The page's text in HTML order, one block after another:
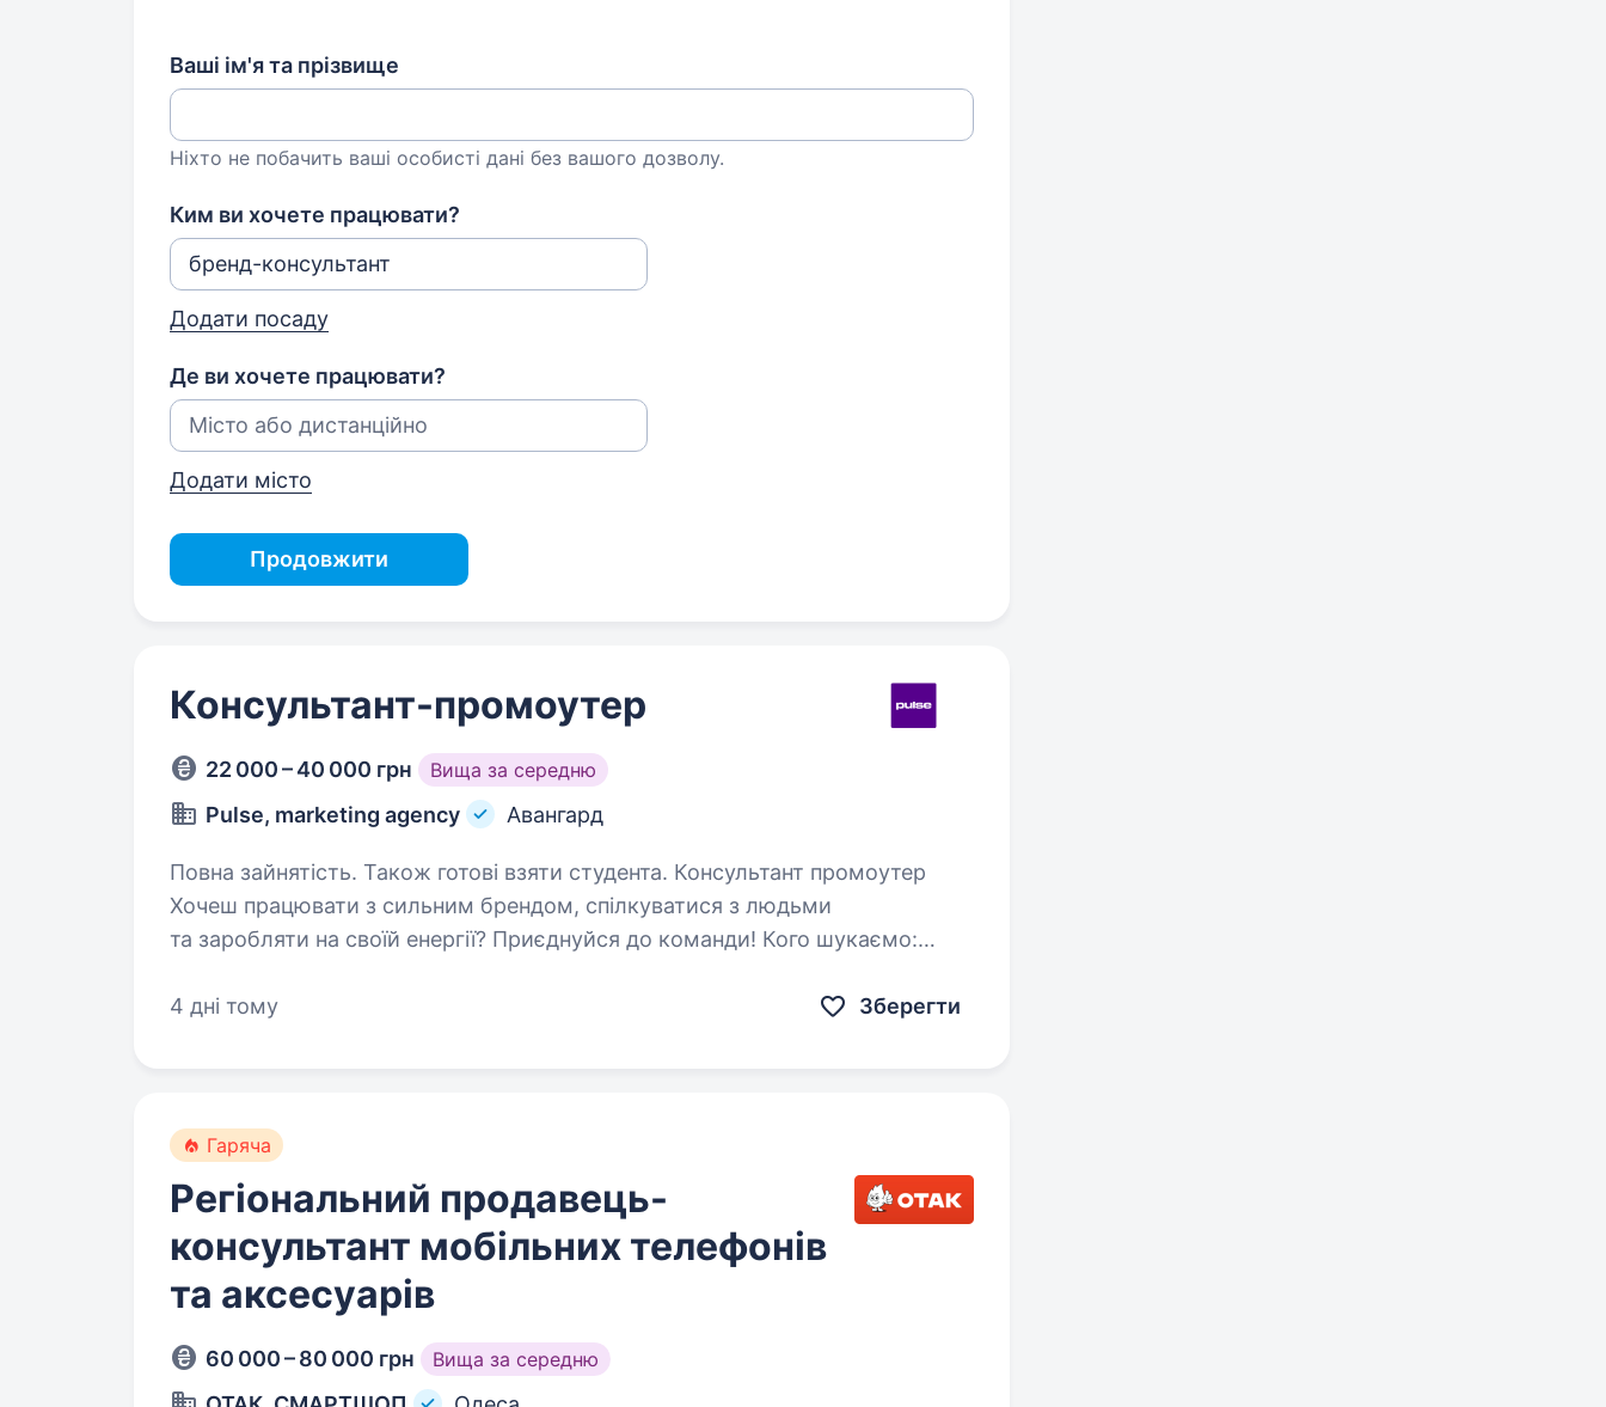
Ваші ім'я та прізвище
Ніхто не побачить ваші особисті дані без вашого дозволу.
Ким ви хочете працювати?
Додати посаду
Де ви хочете працювати?
Додати місто
Продовжити
Консультант-промоутер
22 000 – 40 000 грн Вища за середню
Pulse, marketing agency Авангард
Повна зайнятість. Також готові взяти студента. Консультант промоутер
Хочеш працювати з сильним брендом, спілкуватися з людьми
та заробляти на своїй енергії? Приєднуйся до команди! Кого шукаємо:
4 дні тому
Зберегти
Гаряча
Регіональний продавець-
консультант мобільних телефонів
та аксесуарів
60 000 – 80 000 грн Вища за середню